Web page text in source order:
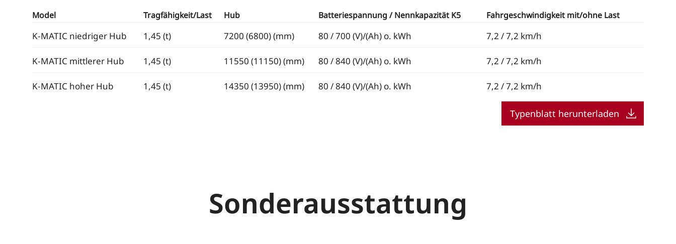
Model Tragfähigkeit/Last Hub Batteriespannung / Nennkapazität K5 Fahrgeschwindigkeit mit/ohne Last
K-MATIC niedriger Hub 1,45 (t) 7200 (6800) (mm) 80 / 700 (V)/(Ah) o. kWh 7,2 / 7,2 km/h
K-MATIC mittlerer Hub 1,45 (t) 11550 (11150) (mm) 80 / 840 (V)/(Ah) o. kWh 7,2 / 7,2 km/h
K-MATIC hoher Hub 1,45 (t) 14350 (13950) (mm) 80 / 840 (V)/(Ah) o. kWh 7,2 / 7,2 km/h
Typenblatt herunterladen
Sonderausstattung